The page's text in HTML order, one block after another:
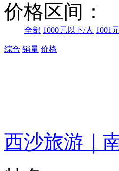
价格区间：
全部 1000元以下/人 1001
综合 销量 价格
西沙旅游｜